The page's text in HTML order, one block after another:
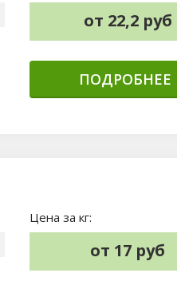
от 22,2 руб
ПОДРОБНЕЕ
Цена за кг:
от 17 руб